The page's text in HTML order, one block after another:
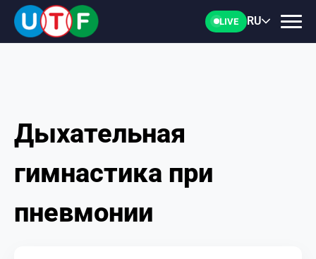
LIVE RU
ГЛАВНАЯ
ФТУ
НОВОСТИ
Дыхательная
гимнастика при
пневмонии